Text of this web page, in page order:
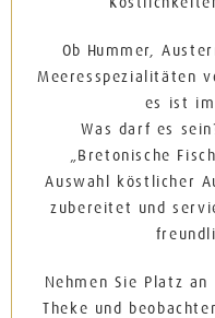
Ob Hummer,
Meeresspezialitäten
es ist
Was darf es
„Bretonische
Auswahl köstlicher
zubereitet und
Nehmen Sie Platz
Theke und